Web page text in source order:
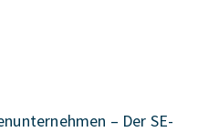
– Der SE-